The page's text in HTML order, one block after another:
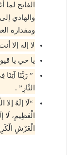
الفاتح
والهادي
ومقداره
لا إله إلا
يا حي يا
” رَبَّنَا
النَّارِ” .
“لَا إلَهُ
الْعَظِيمِ،
الْعَرْشِ